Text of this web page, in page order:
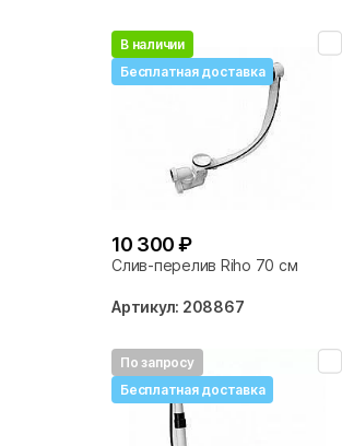
В наличии
Бесплатная доставка
10 300 ₽
Слив-перелив Riho 70 см
Артикул: 208867
По запросу
Бесплатная доставка